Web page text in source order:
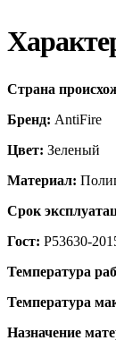
Страна
Бренд: AntiFire
Цвет: Зеленый
Материал:
Срок
Гост: Р53630-
Температура
Температура
Назначение